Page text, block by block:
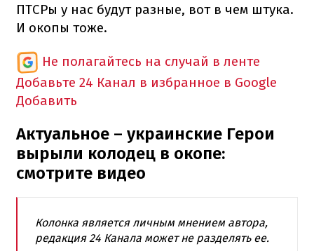
ПТСРы у нас будут разные, вот в чем штука.
И окопы тоже.
Не полагайтесь на случай в ленте
Добавьте 24 Канал в избранное в Google
Добавить
Актуальное – украинские Герои
вырыли колодец в окопе:
смотрите видео
Колонка является личным мнением автора,
редакция 24 Канала может не разделять ее.